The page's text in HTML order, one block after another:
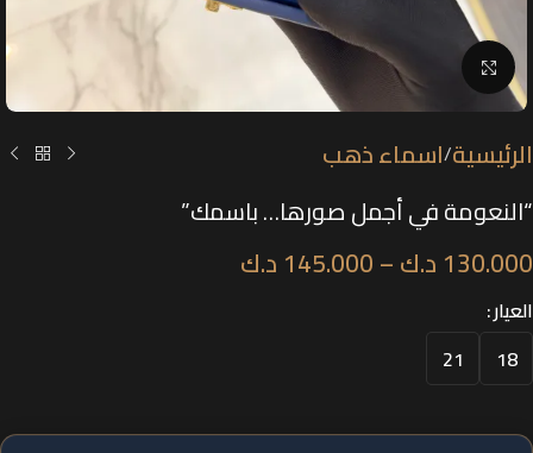
Click to enlarge
الرئيسية/اسماء ذهب
“النعومة في أجمل صورها… باسمك”
130.000 د.ك–
145.000 د.ك
العيار
18
21